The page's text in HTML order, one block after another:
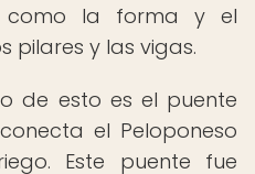
como la forma y el
pilares y las vigas.
de esto es el puente
el Peloponeso
Este puente fue